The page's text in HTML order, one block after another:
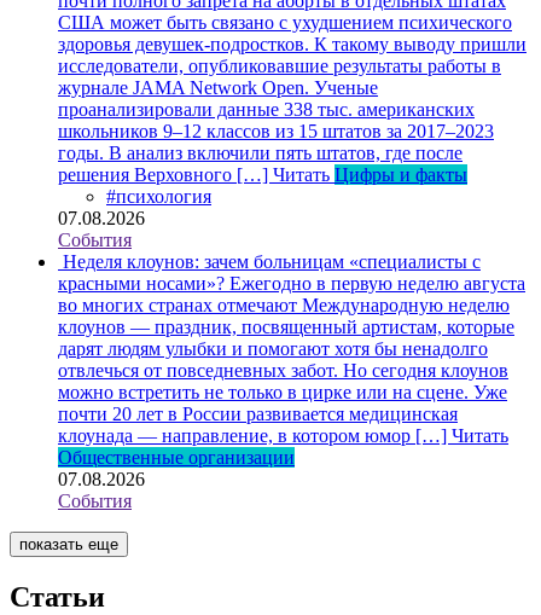
США может быть связано с ухудшением психического
здоровья девушек-подростков. К такому выводу пришли
исследователи, опубликовавшие результаты работы в
журнале JAMA Network Open. Ученые
проанализировали данные 338 тыс. американских
школьников 9–12 классов из 15 штатов за 2017–2023
годы. В анализ включили пять штатов, где после
решения Верховного […] Читать Цифры и факты
#психология
07.08.2026
События
Неделя клоунов: зачем больницам «специалисты с
красными носами»? Ежегодно в первую неделю августа
во многих странах отмечают Международную неделю
клоунов — праздник, посвященный артистам, которые
дарят людям улыбки и помогают хотя бы ненадолго
отвлечься от повседневных забот. Но сегодня клоунов
можно встретить не только в цирке или на сцене. Уже
почти 20 лет в России развивается медицинская
клоунада — направление, в котором юмор […] Читать
Общественные организации
07.08.2026
События
показать еще
Статьи